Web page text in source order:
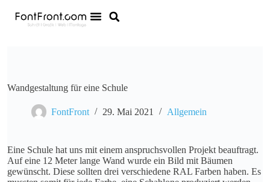
Wandgestaltung für eine Schule
FontFront 29. Mai 2021 Allgemein
Eine Schule hat uns mit einem anspruchsvollen Projekt beauftragt.
Auf eine 12 Meter lange Wand wurde ein Bild mit Bäumen
gewünscht. Diese sollten drei verschiedene RAL Farben haben. Es